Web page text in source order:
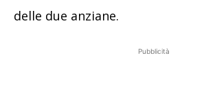
delle due anziane.
Pubblicità